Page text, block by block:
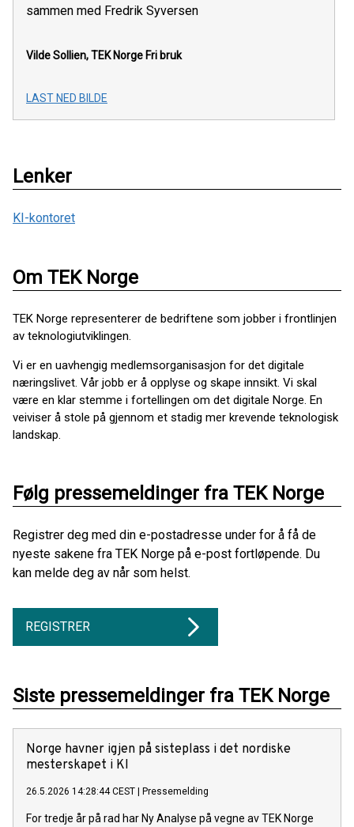
sammen med Fredrik Syversen
Vilde Sollien, TEK Norge Fri bruk
LAST NED BILDE
Lenker
KI-kontoret
Om TEK Norge
TEK Norge representerer de bedriftene som jobber i frontlinjen
av teknologiutviklingen.
Vi er en uavhengig medlemsorganisasjon for det digitale
næringslivet. Vår jobb er å opplyse og skape innsikt. Vi skal
være en klar stemme i fortellingen om det digitale Norge. En
veiviser å stole på gjennom et stadig mer krevende teknologisk
landskap.
Følg pressemeldinger fra TEK Norge
Registrer deg med din e-postadresse under for å få de
nyeste sakene fra TEK Norge på e-post fortløpende. Du
kan melde deg av når som helst.
REGISTRER
Siste pressemeldinger fra TEK Norge
Norge havner igjen på sisteplass i det nordiske
mesterskapet i KI
26.5.2026 14:28:44 CEST | Pressemelding
For tredje år på rad har Ny Analyse på vegne av TEK Norge